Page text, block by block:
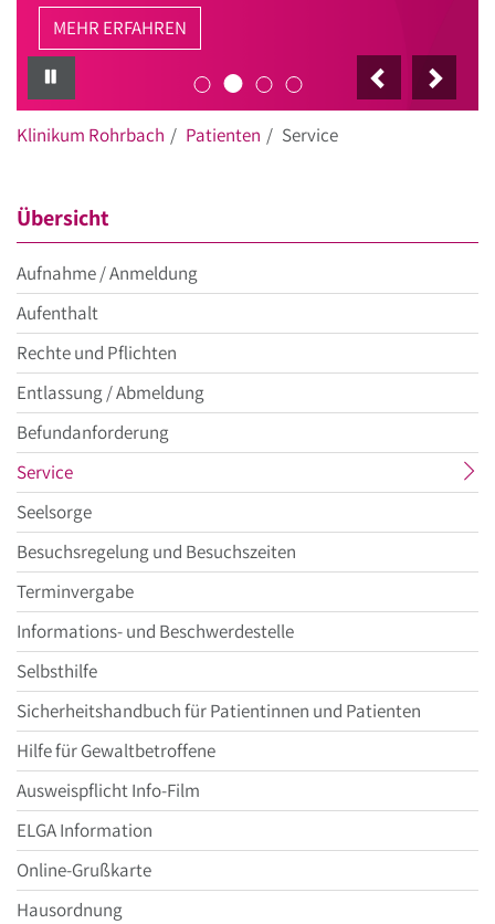
MEHR ERFAHREN
Klinikum Rohrbach Patienten Service
Übersicht
Aufnahme / Anmeldung
Aufenthalt
Rechte und Pflichten
Entlassung / Abmeldung
Befundanforderung
Serviceaktueller
Menüpunkt
Seelsorge
Besuchsregelung und Besuchszeiten
Terminvergabe
Informations- und Beschwerdestelle
Selbsthilfe
Sicherheitshandbuch für Patientinnen und Patienten
Hilfe für Gewaltbetroffene
Ausweispflicht Info-Film
ELGA Information
Online-Grußkarte
Hausordnung